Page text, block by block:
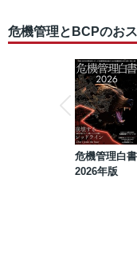
危機管理とBCPのお
危機管理白書
2026年版